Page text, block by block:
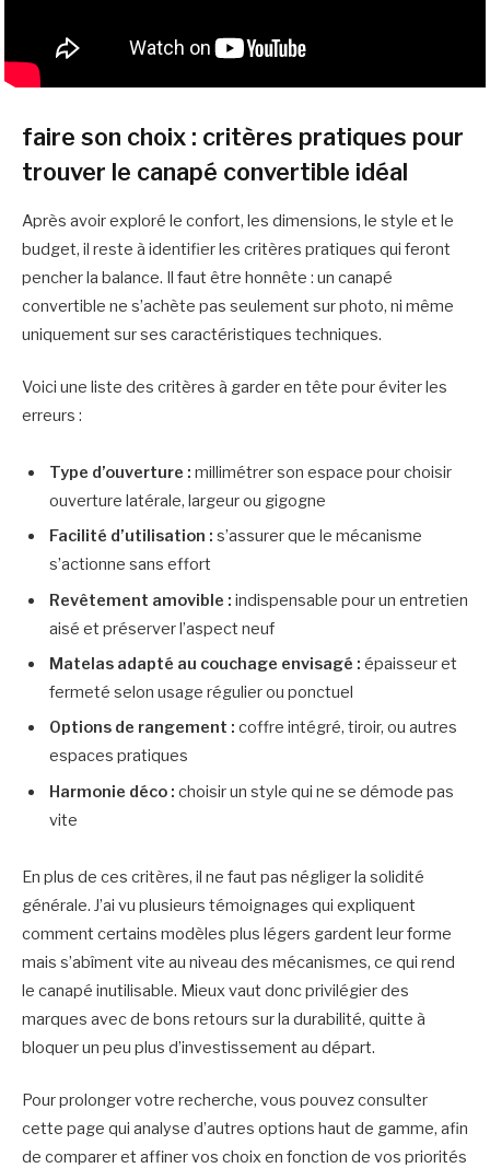
faire son choix : critères pratiques pour
trouver le canapé convertible idéal
Après avoir exploré le confort, les dimensions, le style et le
budget, il reste à identifier les critères pratiques qui feront
pencher la balance. Il faut être honnête : un canapé
convertible ne s’achète pas seulement sur photo, ni même
uniquement sur ses caractéristiques techniques.
Voici une liste des critères à garder en tête pour éviter les
erreurs :
Type d’ouverture : millimétrer son espace pour choisir
ouverture latérale, largeur ou gigogne
Facilité d’utilisation : s’assurer que le mécanisme
s’actionne sans effort
Revêtement amovible : indispensable pour un entretien
aisé et préserver l’aspect neuf
Matelas adapté au couchage envisagé : épaisseur et
fermeté selon usage régulier ou ponctuel
Options de rangement : coffre intégré, tiroir, ou autres
espaces pratiques
Harmonie déco : choisir un style qui ne se démode pas
vite
En plus de ces critères, il ne faut pas négliger la solidité
générale. J’ai vu plusieurs témoignages qui expliquent
comment certains modèles plus légers gardent leur forme
mais s’abîment vite au niveau des mécanismes, ce qui rend
le canapé inutilisable. Mieux vaut donc privilégier des
marques avec de bons retours sur la durabilité, quitte à
bloquer un peu plus d’investissement au départ.
Pour prolonger votre recherche, vous pouvez consulter
cette page qui analyse d’autres options haut de gamme, afin
de comparer et affiner vos choix en fonction de vos priorités